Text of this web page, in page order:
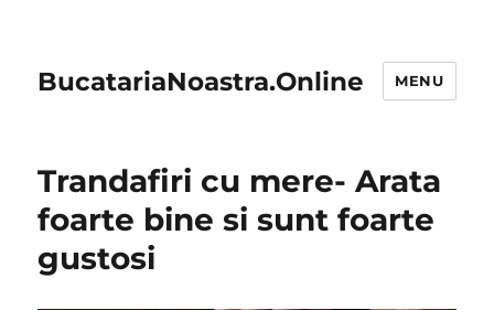
BucatariaNoastra.Online MENU
Trandafiri cu mere- Arata
foarte bine si sunt foarte
gustosi